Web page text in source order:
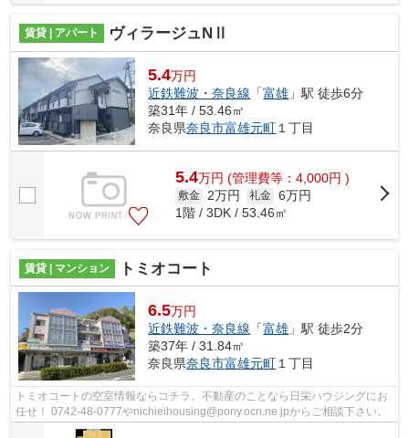
賃貸 | アパート ヴィラージュNⅡ
5.4万円
近鉄難波・奈良線 「富雄 」駅 徒歩6分
築31年 / 53.46㎡
奈良県奈良市富雄元町 １丁目
5.4万円 (管理費等：4,000円 )
敷金 2万円 礼金 6万円
1階 / 3DK / 53.46㎡
賃貸 | マンション トミオコート
6.5万円
近鉄難波・奈良線 「富雄 」駅 徒歩2分
築37年 / 31.84㎡
奈良県奈良市富雄元町 １丁目
トミオコートの空室情報ならコチラ。不動産のことなら日栄ハウジングにお
任せ！ 0742-48-0777やnichieihousing@pony.ocn.ne.jpからご相談下さい。